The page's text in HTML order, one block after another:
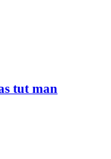
tut man